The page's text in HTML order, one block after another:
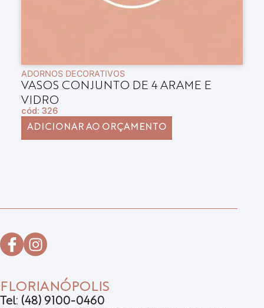
ADORNOS DECORATIVOS
VASOS CONJUNTO DE 4 ARAME E
VIDRO
cód: 326
ADICIONAR AO ORÇAMENTO
FLORIANÓPOLIS
Tel: (48) 9100-0460